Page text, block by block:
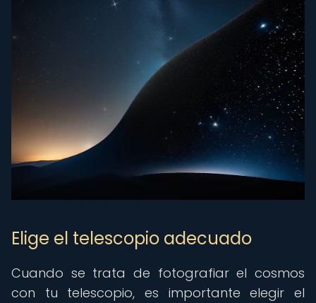
Elige el telescopio adecuado
Cuando se trata de fotografiar el cosmos
con tu telescopio, es importante elegir el